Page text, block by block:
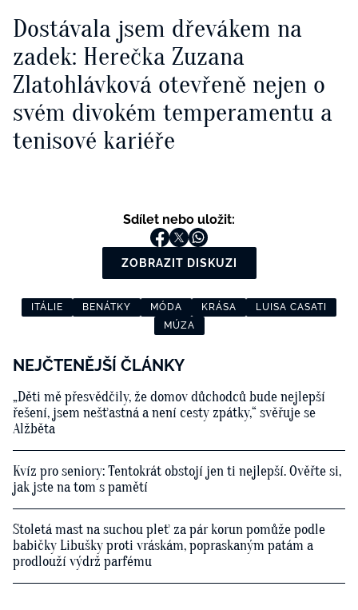
Dostávala jsem dřevákem na
zadek: Herečka Zuzana
Zlatohlávková otevřeně nejen o
svém divokém temperamentu a
tenisové kariéře
Sdílet nebo uložit:
ZOBRAZIT DISKUZI
ITÁLIE BENÁTKY MÓDA KRÁSA
LUISA CASATI
MÚZA
NEJČTENĚJŠÍ ČLÁNKY
„Děti mě přesvědčily, že domov důchodců bude nejlepší
řešení, jsem nešťastná a není cesty zpátky,“ svěřuje se
Alžběta
Kvíz pro seniory: Tentokrát obstojí jen ti nejlepší. Ověřte si,
jak jste na tom s pamětí
Stoletá mast na suchou pleť za pár korun pomůže podle
babičky Libušky proti vráskám, popraskaným patám a
prodlouží výdrž parfému